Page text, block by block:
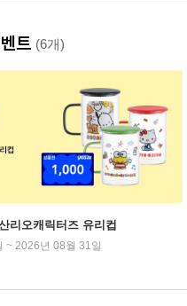
트 (6개)
리오캐릭터즈 유리컵
~ 2026년 08월 31일